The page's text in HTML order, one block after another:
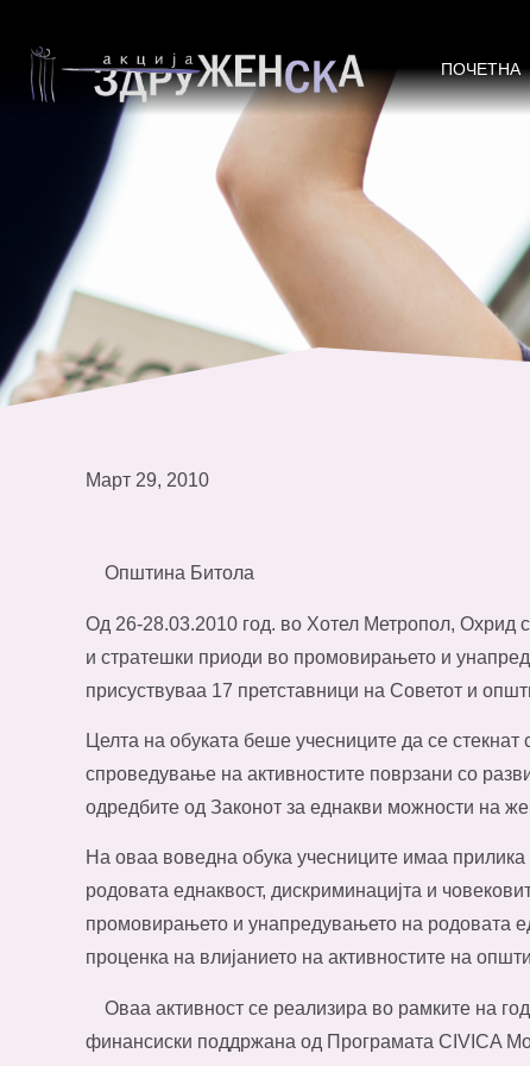
ПОЧЕТНА
еднаквост„
Март 29, 2010
Општина Битола
Од 26-28.03.2010 год. во Хотел Метропол, Охрид
и стратешки приоди во промовирањето и
присуствуваа 17 претставници на Советот и
Целта на обуката беше учесниците да се
спроведување на активностите поврзани со
одредбите од Законот за еднакви можности на
На оваа воведна обука учесниците имаа прилика
родовата еднаквост, дискриминацијта и
промовирањето и унапредувањето на родовата
проценка на влијанието на активностите на
Оваа активност се реализира во рамките на
финансиски поддржана од Програмата CIVICA